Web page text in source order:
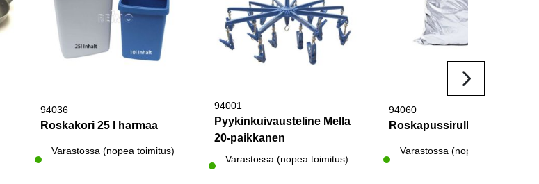
94036
Roskakori 25 l harmaa
Varastossa (nopea toimitus)
94001
Pyykinkuivausteline Mella
20-paikkanen
Varastossa (nopea toimitus)
94060
Roskapussirulla 50 l/25 kpl
Varastossa (nopea toimitus)